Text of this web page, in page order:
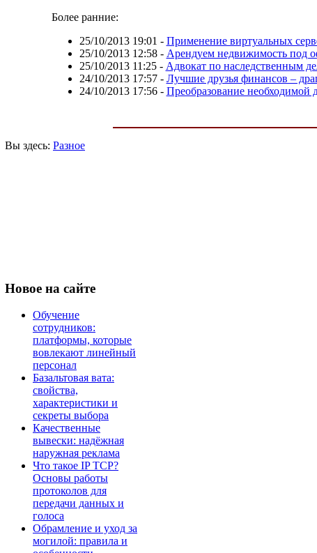
Более ранние:
25/10/2013 19:01 - Применение виртуальных
25/10/2013 12:58- Арендуем недвижимость под
25/10/2013 11:25- Адвокат по наследственным
24/10/2013 17:57- Лучшие друзья финансов –
24/10/2013 17:56- Преобразование необходимой
Вы здесь: Разное
Новое на сайте
Обучение
сотрудников:
платформы, которые
вовлекают линейный
персонал
Базальтовая вата:
свойства,
характеристики и
секреты выбора
Качественные
вывески: надёжная
наружная реклама
Что такое IP TCP?
Основы работы
протоколов для
передачи данных и
голоса
Обрамление и уход за
могилой: правила и